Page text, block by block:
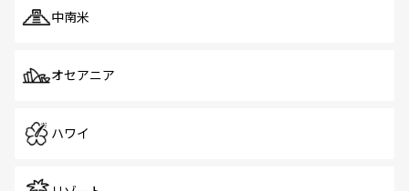
中南米
オセアニア
ハワイ